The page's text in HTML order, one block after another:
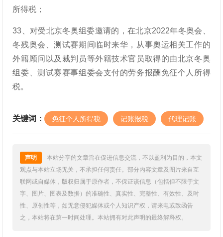
所得税；
33、对受北京冬奥组委邀请的，在北京2022年冬奥会、
冬残奥会、测试赛期间临时来华，从事奧运相关工作的
外籍顾问以及裁判员等外籍技术官员取得的由北京冬奥
组委、测试赛赛事组委会支付的劳务报酬免征个人所得
税。
关键词： 免征个人所得税 记账报税 代理记账
声明
本站分享的文章旨在促进信息交流，不以盈利为目的，本文
观点与本站立场无关，不承担任何责任。部分内容文章及图片来自互
联网或自媒体，版权归属于原作者，不保证该信息（包括但不限于文
字、图片、图表及数据）的准确性、真实性、完整性、有效性、及时
性、原创性等，如无意侵犯媒体或个人知识产权，请来电或致函告
之，本站将在第一时间处理。本站拥有对此声明的最终解释权。